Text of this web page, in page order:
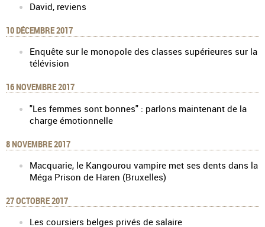
David, reviens
10 DÉCEMBRE 2017
Enquête sur le monopole des classes supérieures sur la
télévision
16 NOVEMBRE 2017
"Les femmes sont bonnes" : parlons maintenant de la
charge émotionnelle
8 NOVEMBRE 2017
Macquarie, le Kangourou vampire met ses dents dans la
Méga Prison de Haren (Bruxelles)
27 OCTOBRE 2017
Les coursiers belges privés de salaire